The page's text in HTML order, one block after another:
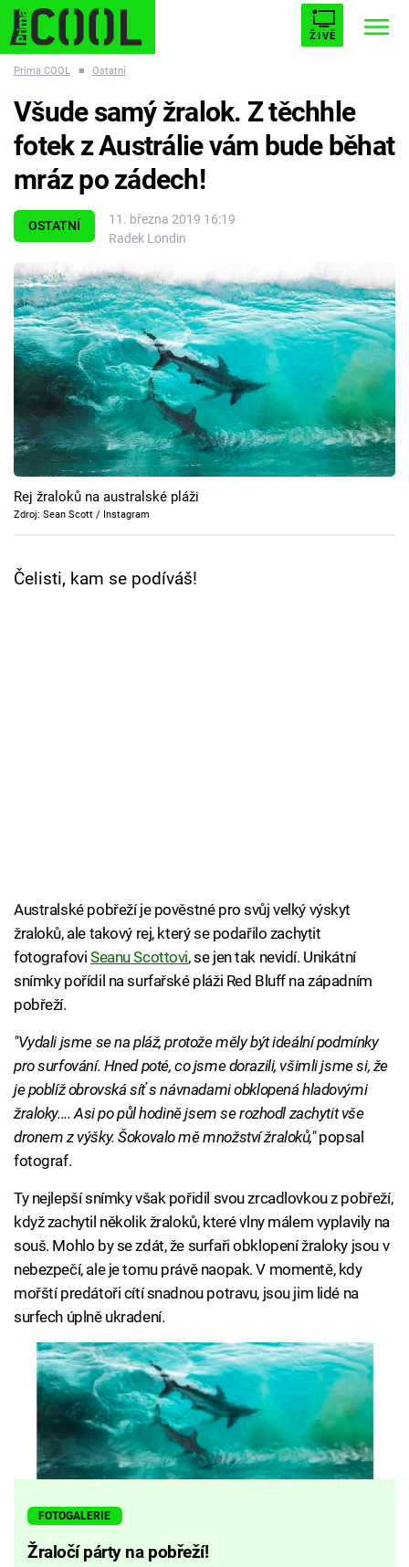
ŽIVĚ
ESCAPE PLNEJ KOTEL AVENGERS 5
Témata
Filmy
Seriály
Hry
Cool Esport
Pořady
TV Program
Prima COOL ■ Ostatní
OSTATNÍ
11. března 2019 16:19
Radek Londin
Všude samý žralok. Z těchhle
fotek z Austrálie vám bude běhat
mráz po zádech!
Rej žraloků na australské pláži
Zdroj: Sean Scott / Instagram
Čelisti, kam se podíváš!
Australské pobřeží je pověstné pro svůj velký výskyt
žraloků, ale takový rej, který se podařilo zachytit
fotografovi Seanu Scottovi, se jen tak nevidí. Unikátní
snímky pořídil na surfařské pláži Red Bluff na západním
pobřeží.
"Vydali jsme se na pláž, protože měly být ideální podmínky
pro surfování. Hned poté, co jsme dorazili, všimli jsme si, že
je poblíž obrovská síť s návnadami obklopená hladovými
žraloky.... Asi po půl hodině jsem se rozhodl zachytit vše
dronem z výšky. Šokovalo mě množství žraloků,"popsal
fotograf.
Ty nejlepší snímky však pořidil svou zrcadlovkou z pobřeží,
když zachytil několik žraloků, které vlny málem vyplavily na
souš. Mohlo by se zdát, že surfaři obklopení žraloky jsou v
nebezpečí, ale je tomu právě naopak. V momentě, kdy
mořští predátoři cítí snadnou potravu, jsou jim lidé na
surfech úplně ukradení.
FOTOGALERIE
Žraločí párty na pobřeží!